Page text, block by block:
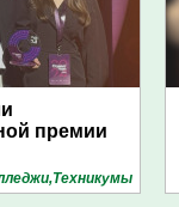
премии